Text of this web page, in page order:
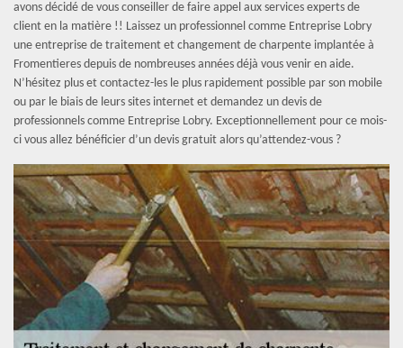
avons décidé de vous conseiller de faire appel aux services experts de
client en la matière !! Laissez un professionnel comme Entreprise Lobry
une entreprise de traitement et changement de charpente implantée à
Fromentieres depuis de nombreuses années déjà vous venir en aide.
N’hésitez plus et contactez-les le plus rapidement possible par son mobile
ou par le biais de leurs sites internet et demandez un devis de
professionnels comme Entreprise Lobry. Exceptionnellement pour ce mois-
ci vous allez bénéficier d’un devis gratuit alors qu’attendez-vous ?